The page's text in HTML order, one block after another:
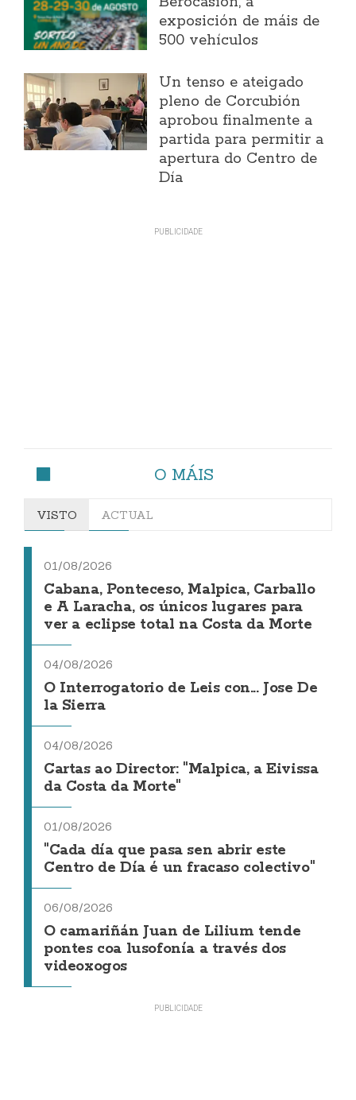
exposición de máis de
500 vehículos
Un tenso e ateigado
pleno de Corcubión
aprobou finalmente a
partida para permitir a
apertura do Centro de
Día
O MÁIS
VISTO ACTUAL
01/08/2026
Cabana, Ponteceso, Malpica, Carballo
e A Laracha, os únicos lugares para
ver a eclipse total na Costa da Morte
04/08/2026
O Interrogatorio de Leis con... Jose De
la Sierra
04/08/2026
Cartas ao Director: "Malpica, a Eivissa
da Costa da Morte"
01/08/2026
"Cada día que pasa sen abrir este
Centro de Día é un fracaso colectivo"
06/08/2026
O camariñán Juan de Lilium tende
pontes coa lusofonía a través dos
videoxogos